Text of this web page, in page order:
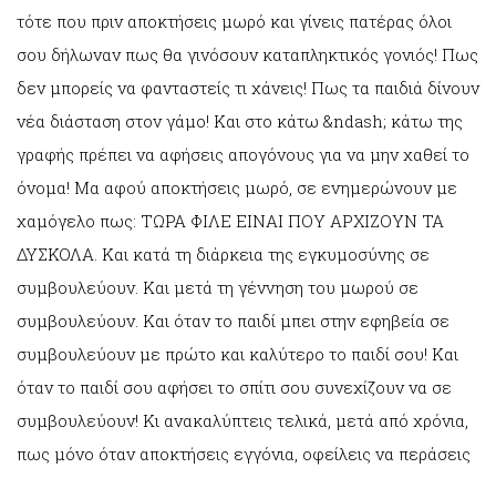
τότε που πριν αποκτήσεις μωρό και γίνεις πατέρας όλοι
σου δήλωναν πως θα γινόσουν καταπληκτικός γονιός! Πως
δεν μπορείς να φανταστείς τι χάνεις! Πως τα παιδιά δίνουν
νέα διάσταση στον γάμο! Και στο κάτω &ndash; κάτω της
γραφής πρέπει να αφήσεις απογόνους για να μην χαθεί το
όνομα! Μα αφού αποκτήσεις μωρό, σε ενημερώνουν με
χαμόγελο πως: ΤΩΡΑ ΦΙΛΕ ΕΙΝΑΙ ΠΟΥ ΑΡΧΙΖΟΥΝ ΤΑ
ΔΥΣΚΟΛΑ. Και κατά τη διάρκεια της εγκυμοσύνης σε
συμβουλεύουν. Και μετά τη γέννηση του μωρού σε
συμβουλεύουν. Και όταν το παιδί μπει στην εφηβεία σε
συμβουλεύουν με πρώτο και καλύτερο το παιδί σου! Και
όταν το παιδί σου αφήσει το σπίτι σου συνεχίζουν να σε
συμβουλεύουν! Κι ανακαλύπτεις τελικά, μετά από χρόνια,
πως μόνο όταν αποκτήσεις εγγόνια, οφείλεις να περάσεις